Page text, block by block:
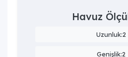
Havuz
Uzunluk:2
Genişlik:2